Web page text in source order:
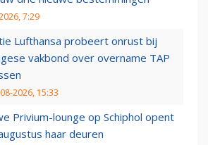
7:29
Lufthansa probeert onrust bij
vakbond over overname TAP
2026, 15:33
Privium-lounge op Schiphol opent
haar deuren